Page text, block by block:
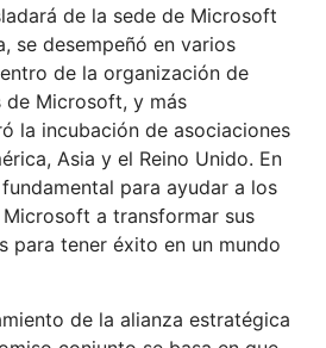
de la sede de Microsoft
se desempeñó en varios
de la organización de
de Microsoft, y más
la incubación de asociaciones
Asia y el Reino Unido. En
para ayudar a los
a transformar sus
para tener éxito en un mundo
de la alianza estratégica